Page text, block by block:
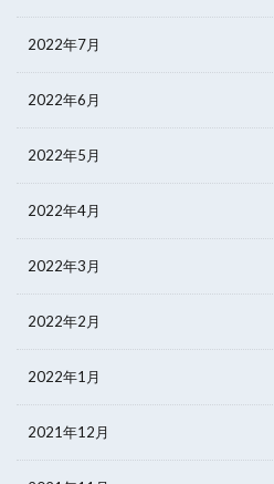
2022年7月
2022年6月
2022年5月
2022年4月
2022年3月
2022年2月
2022年1月
2021年12月